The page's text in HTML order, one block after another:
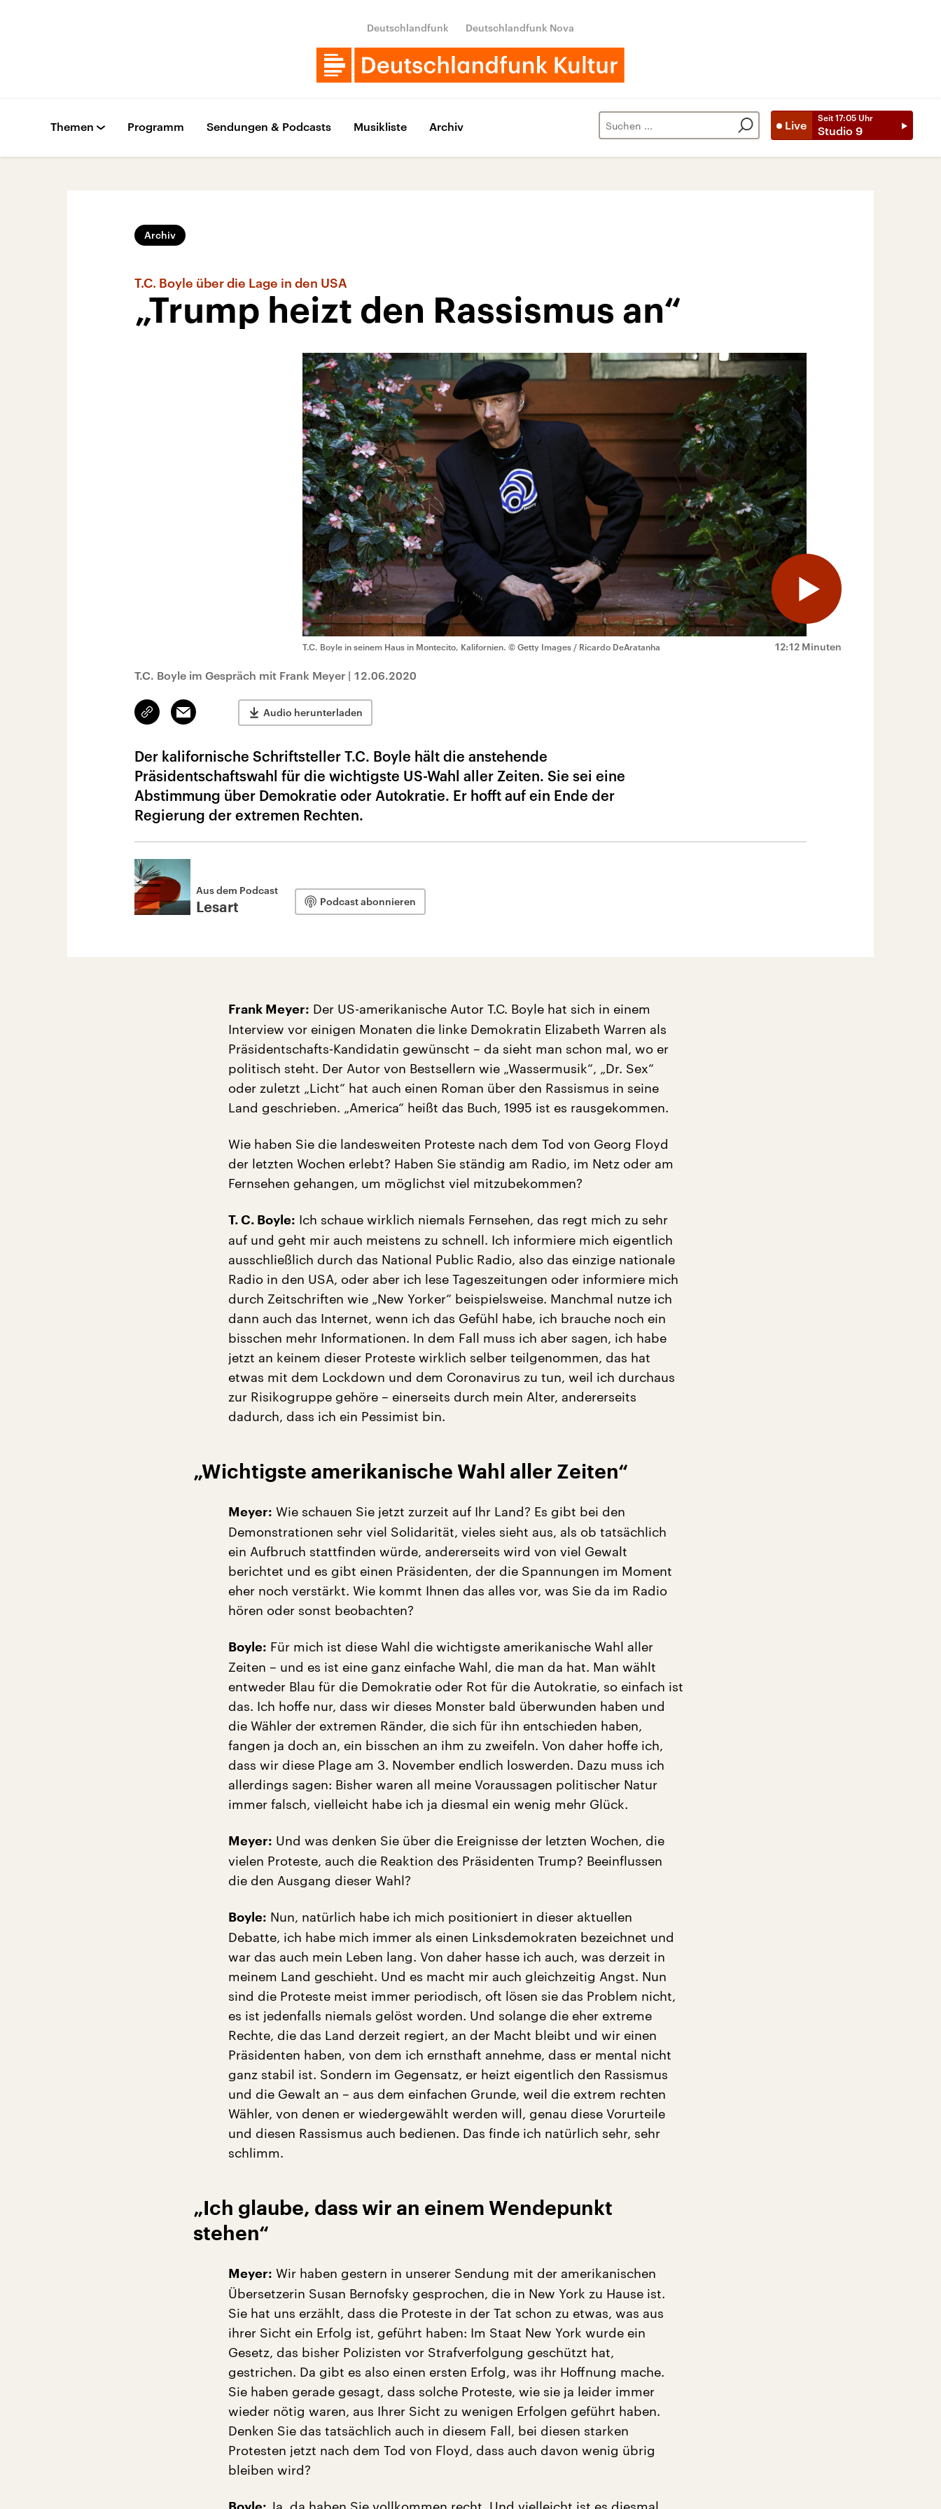
Deutschlandfunk Deutschlandfunk Nova
Live
Seit 17:05 Uhr
Studio 9
Themen Programm Sendungen & Podcasts Musikliste Archiv
Archiv
T.C. Boyle über die Lage in den USA
„Trump heizt den Rassismus an“
12:12 Minuten
T.C. Boyle in seinem Haus in Montecito, Kalifornien. © Getty Images / Ricardo DeAratanha
T.C. Boyle im Gespräch mit Frank Meyer | 12.06.2020
Link
kopieren/teilen
Email Audio herunterladen
Der kalifornische Schriftsteller T.C. Boyle hält die anstehende
Präsidentschaftswahl für die wichtigste US-Wahl aller Zeiten. Sie sei eine
Abstimmung über Demokratie oder Autokratie. Er hofft auf ein Ende der
Regierung der extremen Rechten.
Aus dem Podcast
Lesart Podcast abonnieren
Frank Meyer: Der US-amerikanische Autor T.C. Boyle hat sich in einem
Interview vor einigen Monaten die linke Demokratin Elizabeth Warren als
Präsidentschafts-Kandidatin gewünscht – da sieht man schon mal, wo er
politisch steht. Der Autor von Bestsellern wie „Wassermusik“, „Dr. Sex“
oder zuletzt „Licht“ hat auch einen Roman über den Rassismus in seine
Land geschrieben. „America“ heißt das Buch, 1995 ist es rausgekommen.
Wie haben Sie die landesweiten Proteste nach dem Tod von Georg Floyd
der letzten Wochen erlebt? Haben Sie ständig am Radio, im Netz oder am
Fernsehen gehangen, um möglichst viel mitzubekommen?
T. C. Boyle: Ich schaue wirklich niemals Fernsehen, das regt mich zu sehr
auf und geht mir auch meistens zu schnell. Ich informiere mich eigentlich
ausschließlich durch das National Public Radio, also das einzige nationale
Radio in den USA, oder aber ich lese Tageszeitungen oder informiere mich
durch Zeitschriften wie „New Yorker“ beispielsweise. Manchmal nutze ich
dann auch das Internet, wenn ich das Gefühl habe, ich brauche noch ein
bisschen mehr Informationen. In dem Fall muss ich aber sagen, ich habe
jetzt an keinem dieser Proteste wirklich selber teilgenommen, das hat
etwas mit dem Lockdown und dem Coronavirus zu tun, weil ich durchaus
zur Risikogruppe gehöre – einerseits durch mein Alter, andererseits
dadurch, dass ich ein Pessimist bin.
„Wichtigste amerikanische Wahl aller Zeiten“
Meyer: Wie schauen Sie jetzt zurzeit auf Ihr Land? Es gibt bei den
Demonstrationen sehr viel Solidarität, vieles sieht aus, als ob tatsächlich
ein Aufbruch stattfinden würde, andererseits wird von viel Gewalt
berichtet und es gibt einen Präsidenten, der die Spannungen im Moment
eher noch verstärkt. Wie kommt Ihnen das alles vor, was Sie da im Radio
hören oder sonst beobachten?
Boyle: Für mich ist diese Wahl die wichtigste amerikanische Wahl aller
Zeiten – und es ist eine ganz einfache Wahl, die man da hat. Man wählt
entweder Blau für die Demokratie oder Rot für die Autokratie, so einfach ist
das. Ich hoffe nur, dass wir dieses Monster bald überwunden haben und
die Wähler der extremen Ränder, die sich für ihn entschieden haben,
fangen ja doch an, ein bisschen an ihm zu zweifeln. Von daher hoffe ich,
dass wir diese Plage am 3. November endlich loswerden. Dazu muss ich
allerdings sagen: Bisher waren all meine Voraussagen politischer Natur
immer falsch, vielleicht habe ich ja diesmal ein wenig mehr Glück.
Meyer: Und was denken Sie über die Ereignisse der letzten Wochen, die
vielen Proteste, auch die Reaktion des Präsidenten Trump? Beeinflussen
die den Ausgang dieser Wahl?
Boyle: Nun, natürlich habe ich mich positioniert in dieser aktuellen
Debatte, ich habe mich immer als einen Linksdemokraten bezeichnet und
war das auch mein Leben lang. Von daher hasse ich auch, was derzeit in
meinem Land geschieht. Und es macht mir auch gleichzeitig Angst. Nun
sind die Proteste meist immer periodisch, oft lösen sie das Problem nicht,
es ist jedenfalls niemals gelöst worden. Und solange die eher extreme
Rechte, die das Land derzeit regiert, an der Macht bleibt und wir einen
Präsidenten haben, von dem ich ernsthaft annehme, dass er mental nicht
ganz stabil ist. Sondern im Gegensatz, er heizt eigentlich den Rassismus
und die Gewalt an – aus dem einfachen Grunde, weil die extrem rechten
Wähler, von denen er wiedergewählt werden will, genau diese Vorurteile
und diesen Rassismus auch bedienen. Das finde ich natürlich sehr, sehr
schlimm.
„Ich glaube, dass wir an einem Wendepunkt
stehen“
Meyer: Wir haben gestern in unserer Sendung mit der amerikanischen
Übersetzerin Susan Bernofsky gesprochen, die in New York zu Hause ist.
Sie hat uns erzählt, dass die Proteste in der Tat schon zu etwas, was aus
ihrer Sicht ein Erfolg ist, geführt haben: Im Staat New York wurde ein
Gesetz, das bisher Polizisten vor Strafverfolgung geschützt hat,
gestrichen. Da gibt es also einen ersten Erfolg, was ihr Hoffnung mache.
Sie haben gerade gesagt, dass solche Proteste, wie sie ja leider immer
wieder nötig waren, aus Ihrer Sicht zu wenigen Erfolgen geführt haben.
Denken Sie das tatsächlich auch in diesem Fall, bei diesen starken
Protesten jetzt nach dem Tod von Floyd, dass auch davon wenig übrig
bleiben wird?